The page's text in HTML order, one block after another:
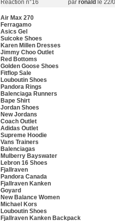
Réaction n°16 par ronald le 22/
Air Max 270
Ferragamo
Asics Gel
Suicoke Shoes
Karen Millen Dresses
Jimmy Choo Outlet
Red Bottoms
Golden Goose Shoes
Fitflop Sale
Louboutin Shoes
Pandora Rings
Balenciaga Runners
Bape Shirt
Jordan Shoes
New Jordans
Coach Outlet
Adidas Outlet
Supreme Hoodie
Vans Trainers
Balenciagas
Mulberry Bayswater
Lebron 16 Shoes
Fjallraven
Pandora Canada
Fjallraven Kanken
Goyard
New Balance Women
Michael Kors
Louboutin Shoes
Fjallraven Kanken Backpack